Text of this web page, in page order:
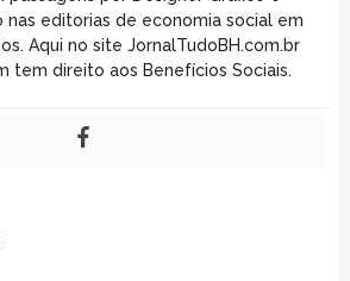
editorias de economia social em
Aqui no site JornalTudoBH.com.br
tem direito aos Benefícios Sociais.